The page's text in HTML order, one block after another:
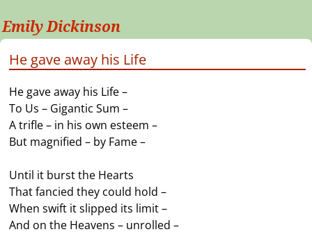
Emily Dickinson
He gave away his Life
He gave away his Life –
To Us – Gigantic Sum –
A trifle – in his own esteem –
But magnified – by Fame –
Until it burst the Hearts
That fancied they could hold –
When swift it slipped its limit –
And on the Heavens – unrolled –